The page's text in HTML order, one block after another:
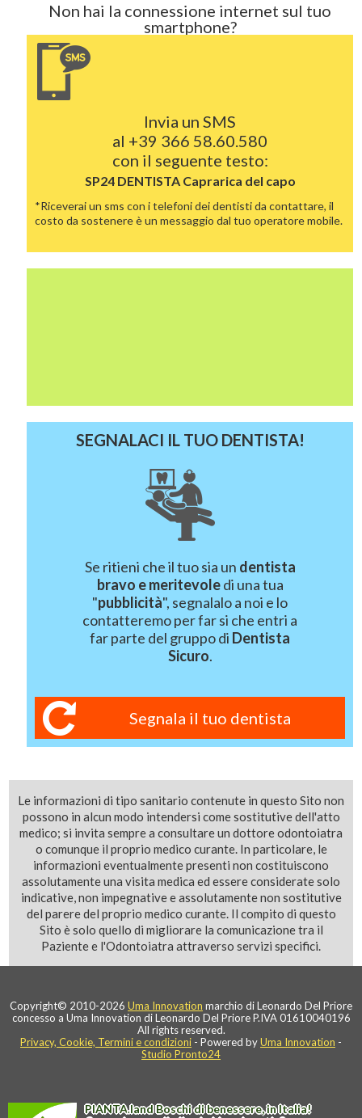
Non hai la connessione internet sul tuo
smartphone?
Invia un SMS
al +39 366 58.60.580
con il seguente testo:
SP24 DENTISTA Caprarica del capo
*Riceverai un sms con i telefoni dei dentisti da contattare, il
costo da sostenere è un messaggio dal tuo operatore mobile.
SEGNALACI IL TUO DENTISTA!
Se ritieni che il tuo sia un dentista
bravo e meritevoledi una tua
"pubblicità", segnalalo a noi e lo
contatteremo per far si che entri a
far parte del gruppo di Dentista
Sicuro.
Segnala il tuo dentista
Le informazioni di tipo sanitario contenute in questo Sito non
possono in alcun modo intendersi come sostitutive dell'atto
medico; si invita sempre a consultare un dottore odontoiatra
o comunque il proprio medico curante. In particolare, le
informazioni eventualmente presenti non costituiscono
assolutamente una visita medica ed essere considerate solo
indicative, non impegnative e assolutamente non sostitutive
del parere del proprio medico curante. Il compito di questo
Sito è solo quello di migliorare la comunicazione tra il
Paziente e l'Odontoiatra attraverso servizi specifici.
Copyright© 2010-2026 Uma Innovation marchio di Leonardo Del Priore
concesso a Uma Innovation di Leonardo Del Priore P.IVA 01610040196
All rights reserved.
Privacy, Cookie, Termini e condizioni - Powered byUma Innovation -
Studio Pronto24
PIANTA.landBoschi di benessere, in Italia!